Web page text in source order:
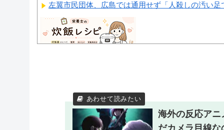
左翼市民団体、広島では通用せず「人殺しの汚い
海外の反応ア
だカメラ目線